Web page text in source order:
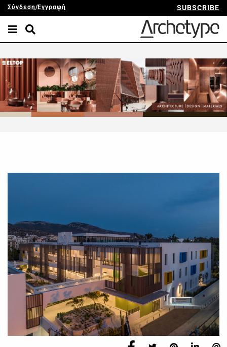
Σύνδεση/Εγγραφή SUBSCRIBE